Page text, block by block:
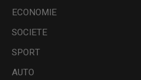
ECONOMIE
SOCIETE
SPORT
AUTO